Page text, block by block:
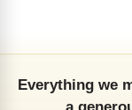
Everything we